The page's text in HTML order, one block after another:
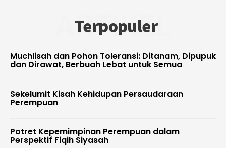
Terpopuler
ARTIKEL
Muchlisah dan Pohon Toleransi: Ditanam, Dipupuk
dan Dirawat, Berbuah Lebat untuk Semua
Sekelumit Kisah Kehidupan Persaudaraan
Perempuan
Potret Kepemimpinan Perempuan dalam
Perspektif Fiqih Siyasah